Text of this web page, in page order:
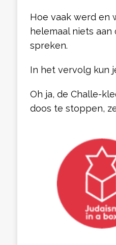
Hoe vaak werd en
helemaal niets
spreken.
In het vervolg kun
Oh ja, de Challe-
doos te stoppen,